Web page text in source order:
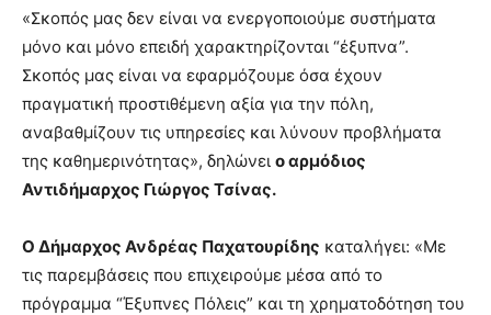
«Σκοπός μας δεν είναι να ενεργοποιούμε συστήματα
μόνο και μόνο επειδή χαρακτηρίζονται “έξυπνα”.
Σκοπός μας είναι να εφαρμόζουμε όσα έχουν
πραγματική προστιθέμενη αξία για την πόλη,
αναβαθμίζουν τις υπηρεσίες και λύνουν προβλήματα
της καθημερινότητας», δηλώνει ο αρμόδιος
Αντιδήμαρχος Γιώργος Τσίνας.
Ο Δήμαρχος Ανδρέας Παχατουρίδης καταλήγει: «Με
τις παρεμβάσεις που επιχειρούμε μέσα από το
πρόγραμμα “Έξυπνες Πόλεις” και τη χρηματοδότηση του